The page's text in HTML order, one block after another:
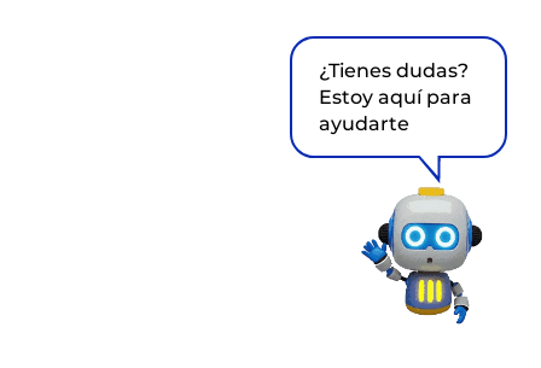
¿Tienes dudas?
Estoy aquí para
ayudarte